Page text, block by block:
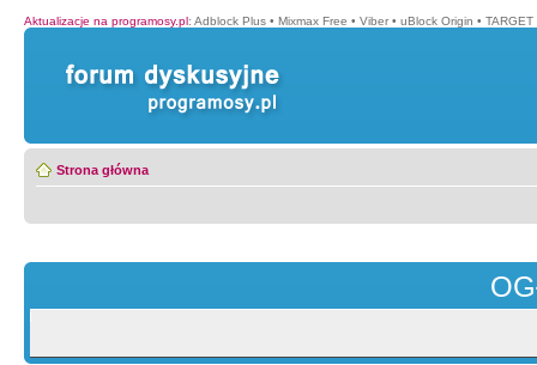
Aktualizacje na programosy.pl: Adblock Plus • Mixmax Free • Viber • uBlock Origin •
Strona główna